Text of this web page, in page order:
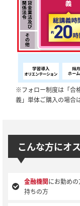
※フォロー制度は「合
義」単体ご購入の場合
こんな方にオ
金融機関にお勤めの
持ちの方